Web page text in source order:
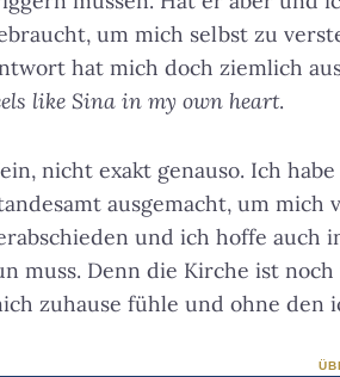
um mich selbst zu
hat mich doch ziemlich
like Sina in my own heart.
nicht exakt genauso. Ich
ausgemacht, um mich
und ich hoffe auch
muss. Denn die Kirche ist
zuhause fühle und ohne den